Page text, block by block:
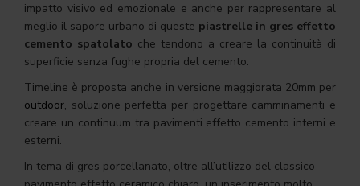
impatto visivo ed emozionale e anche per rappresentare al
meglio il sapore urbano di queste piastrelle in gres effetto
cemento spatolato che tendono a creare la continuità di
superficie senza fughe propria del cemento.
Timeline è proposta anche in versione maggiorata 20mm per
outdoor, soluzione perfetta per progettare camminamenti e
creare un continuum tra pavimenti effetto cemento interni e
esterni.
In tema di gres porcellanato, oltre all’utilizzo del classico